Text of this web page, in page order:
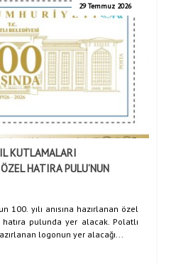
29 Temmuz 2026
KUTLAMALARI
HATIRA PULU’NUN
100. yılı anısına hazırlanan özel
pulunda yer alacak. Polatlı
logonun yer alacağı...